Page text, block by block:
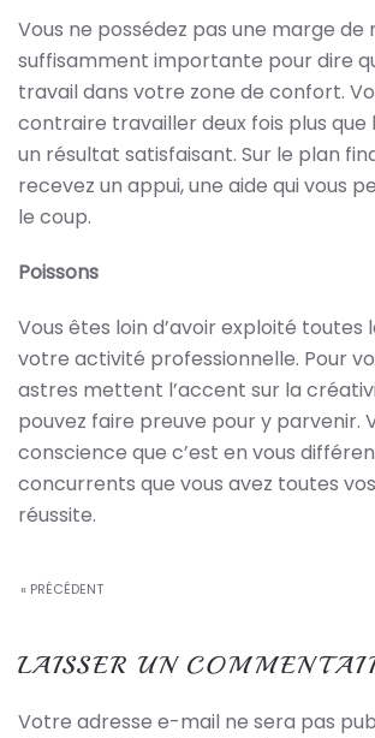
Vous ne possédez pas une marge
suffisamment importante pour dire
travail dans votre zone de confort.
contraire travailler deux fois plus que
un résultat satisfaisant. Sur le plan
recevez un appui, une aide qui vous
le coup.
Poissons
Vous êtes loin d’avoir exploité toutes
votre activité professionnelle. Pour
astres mettent l’accent sur la
pouvez faire preuve pour y parvenir.
conscience que c’est en vous
concurrents que vous avez toutes
réussite.
« PRÉCÉDENT
LAISSER UN
Votre adresse e-mail ne sera pas